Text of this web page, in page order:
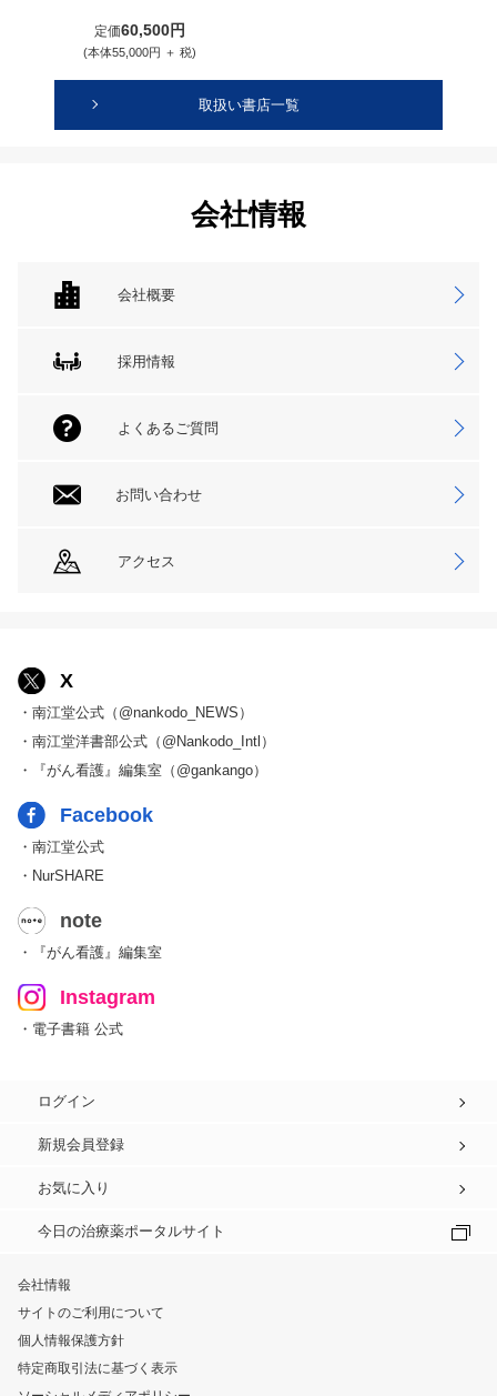
定価60,500円
(本体55,000円 ＋ 税)
取扱い書店一覧
会社情報
会社概要
採用情報
よくあるご質問
お問い合わせ
アクセス
X
・南江堂公式（@nankodo_NEWS）
・南江堂洋書部公式（@Nankodo_Intl）
・『がん看護』編集室（@gankango）
Facebook
・南江堂公式
・NurSHARE
note
・『がん看護』編集室
Instagram
・電子書籍 公式
ログイン
新規会員登録
お気に入り
今日の治療薬ポータルサイト
会社情報
サイトのご利用について
個人情報保護方針
特定商取引法に基づく表示